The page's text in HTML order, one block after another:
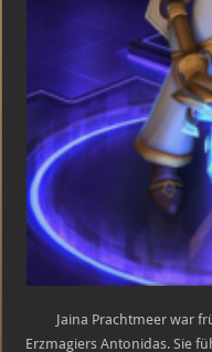
Jaina Prachtmeer war
Erzmagiers Antonidas. Sie